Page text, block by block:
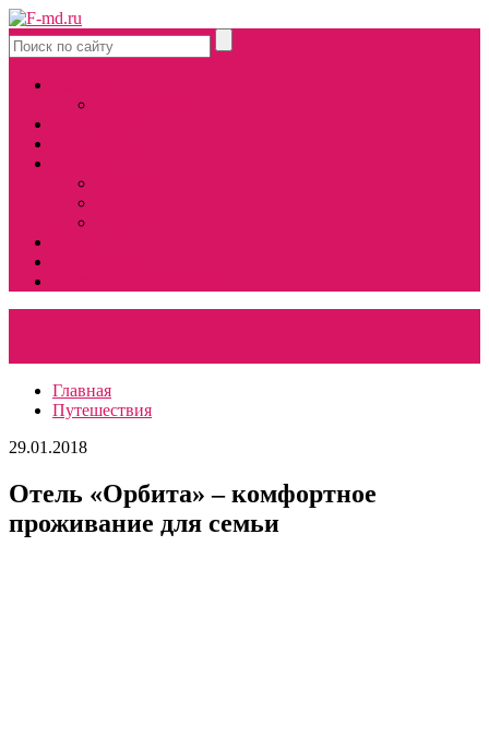
Главная
Путешествия
29.01.2018
Отель «Орбита» – комфортное
проживание для семьи